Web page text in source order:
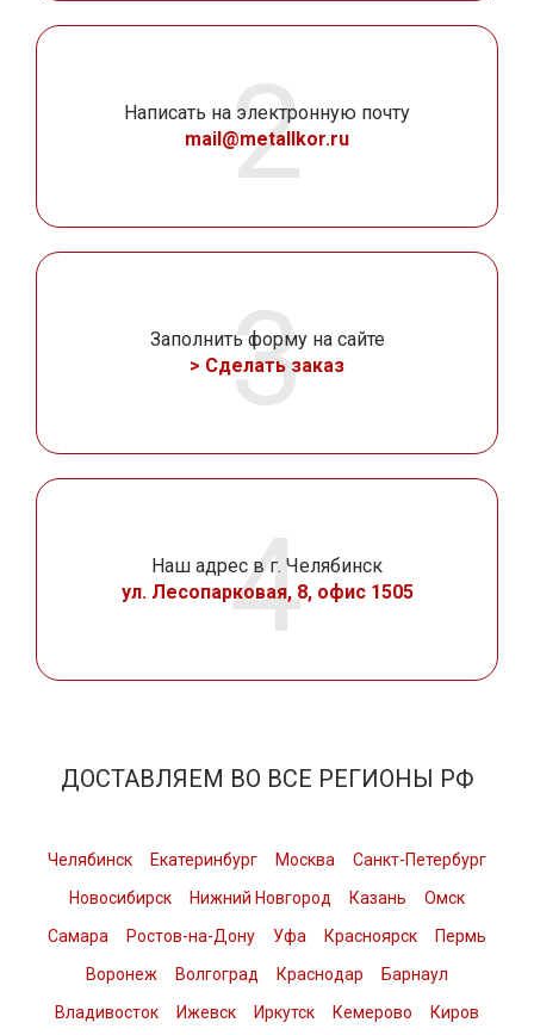
Написать на электронную почту
mail@metallkor.ru
Заполнить форму на сайте
> Сделать заказ
Наш адрес в г. Челябинск
ул. Лесопарковая, 8, офис 1505
ДОСТАВЛЯЕМ ВО ВСЕ РЕГИОНЫ РФ
Челябинск Екатеринбург Москва
Санкт-Петербург
Новосибирск
Нижний Новгород Казань
Омск
Самара
Ростов-на-Дону Уфа Красноярск
Пермь
Воронеж
Волгоград Краснодар
Барнаул
Владивосток
Ижевск Иркутск Кемерово Киров